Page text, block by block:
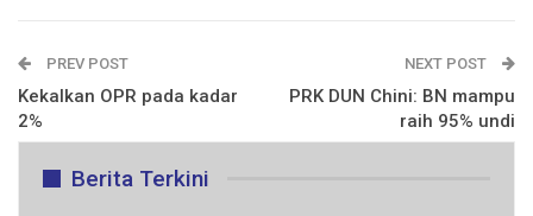
PREV POST
Kekalkan OPR pada kadar
2%
NEXT POST
PRK DUN Chini: BN mampu
raih 95% undi
Berita Terkini